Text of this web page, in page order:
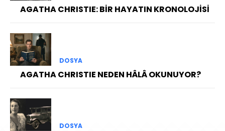
AGATHA CHRISTIE: BİR HAYATIN KRONOLOJİSİ
DOSYA
AGATHA CHRISTIE NEDEN HÂLÂ OKUNUYOR?
DOSYA